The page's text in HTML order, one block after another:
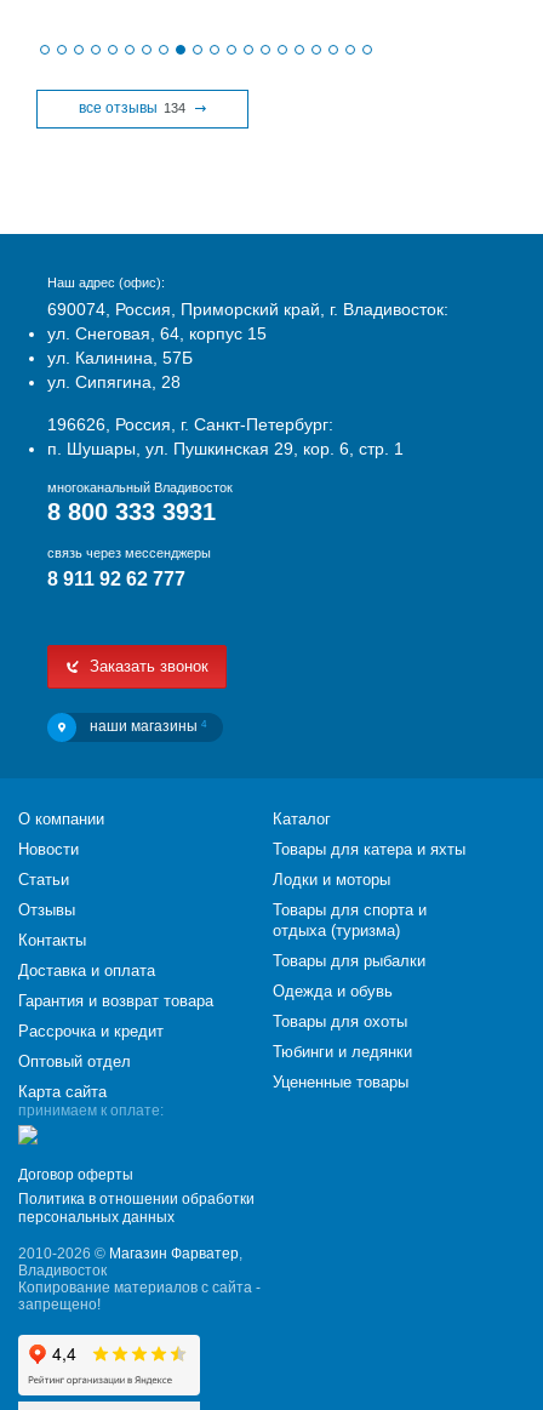
все отзывы 134
Наш адрес (офис):
690074, Россия, Приморский край, г. Владивосток:
ул. Снеговая, 64, корпус 15
ул. Калинина, 57Б
ул. Сипягина, 28
196626, Россия, г. Санкт-Петербург:
п. Шушары, ул. Пушкинская 29, кор. 6, стр. 1
многоканальный Владивосток
8 800 333 3931
связь через мессенджеры
8 911 92 62 777
Заказать звонок
наши магазины 4
принимаем к оплате:
Договор оферты
Политика в отношении обработки
персональных данных
2010-2026 © Магазин Фарватер,
Владивосток
Копирование материалов с сайта -
запрещено!
О компании
Новости
Статьи
Отзывы
Контакты
Доставка и оплата
Гарантия и возврат товара
Рассрочка и кредит
Оптовый отдел
Карта сайта
Каталог
Товары для катера и яхты
Лодки и моторы
Товары для спорта и
отдыха (туризма)
Товары для рыбалки
Одежда и обувь
Товары для охоты
Тюбинги и ледянки
Уцененные товары